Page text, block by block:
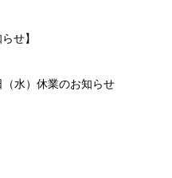
せ】
水）休業のお知らせ